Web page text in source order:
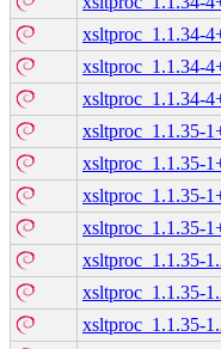
xsltproc_1.1.34-
xsltproc_1.1.34-
xsltproc_1.1.34-
xsltproc_1.1.35-
xsltproc_1.1.35-
xsltproc_1.1.35-
xsltproc_1.1.35-
xsltproc_1.1.35-
xsltproc_1.1.35-
xsltproc_1.1.35-